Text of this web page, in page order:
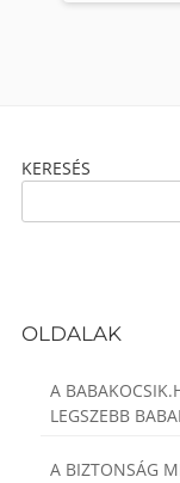
Content
KERESÉS
OLDALAK
A
LEGSZEBB
A BIZTONSÁG